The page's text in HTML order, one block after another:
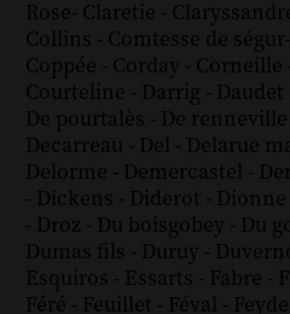
Rose- Claretie -
Collins - Comtesse de ségur-
Coppée - Corday - Corneille
Courteline - Darrig - Daudet
De pourtalès - De renneville
Decarreau - Del - Delarue
Delorme - Demercastel -
- Dickens - Diderot - Dionne
- Droz - Du boisgobey - Du
Dumas fils - Duruy -
Esquiros - Essarts - Fabre -
Féré - Feuillet - Féval -